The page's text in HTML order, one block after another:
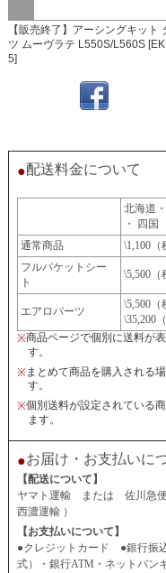
【販売終了】アーシングキット
ツ ムーヴラテ L550S/L560S
5]
●配送料金について
北海道
・ 四国
通常商品 \1,100（
フルバケットシー
ト
\5,500（
エアロパーツ
\5,500（
\35,200
※商品ページで個別に送料が
す。
※まとめて商品を購入される
す。
※個別送料が設定されている
ます。
●お届け・お支払いに
【配送について】
ヤマト運輸 または 佐川急
西濃運輸 ）
【お支払いについて】
●クレジットカード ●銀行
式）・銀行ATM・ネットバン